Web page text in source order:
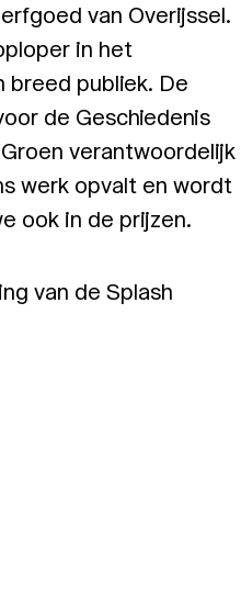
van Overijssel.
in het
breed publiek. De
de Geschiedenis
verantwoordelijk
werk opvalt en wordt
ook in de prijzen.
van de Splash